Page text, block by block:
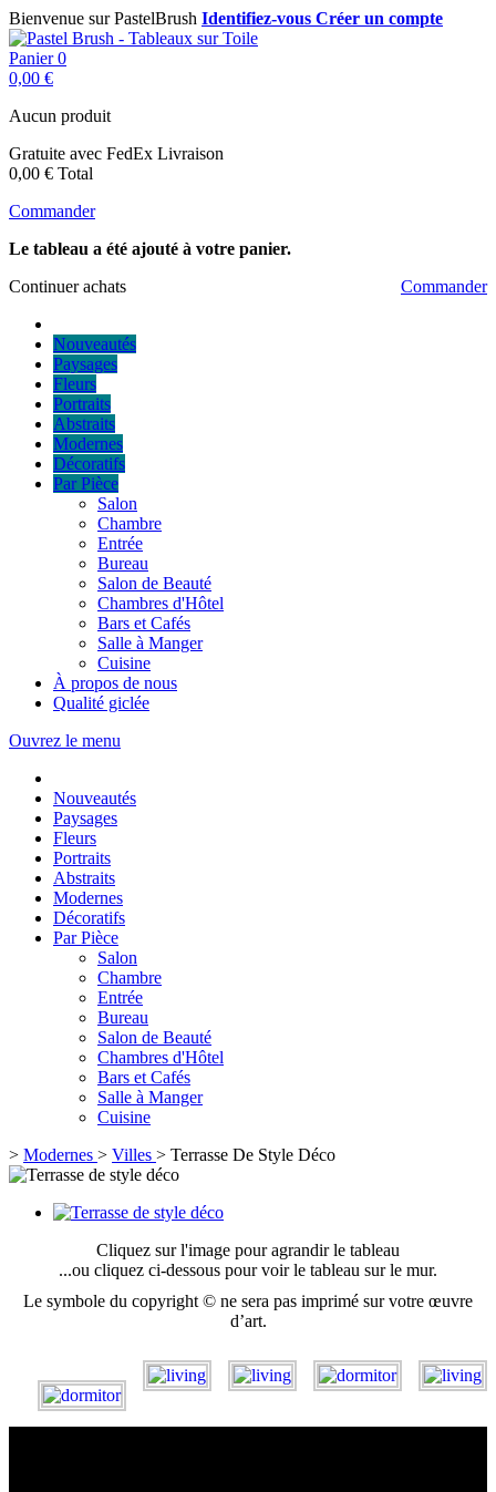
Bienvenue sur PastelBrush Identifiez-vous Créer un compte
Panier 0
0,00 €
Aucun produit
Gratuite avec FedEx Livraison
0,00 € Total
Commander
Le tableau a été ajouté à votre panier.
Continuer achats
Commander
Nouveautés
Paysages
Fleurs
Portraits
Abstraits
Modernes
Décoratifs
Par Pièce
Salon
Chambre
Entrée
Bureau
Salon de Beauté
Chambres d'Hôtel
Bars et Cafés
Salle à Manger
Cuisine
À propos de nous
Qualité giclée
Ouvrez le menu
Nouveautés
Paysages
Fleurs
Portraits
Abstraits
Modernes
Décoratifs
Par Pièce
Salon
Chambre
Entrée
Bureau
Salon de Beauté
Chambres d'Hôtel
Bars et Cafés
Salle à Manger
Cuisine
> Modernes > Villes > Terrasse De Style Déco
Cliquez sur l'image pour agrandir le tableau
...ou cliquez ci-dessous pour voir le tableau sur le mur.
Le symbole du copyright © ne sera pas imprimé sur votre œuvre
d’art.